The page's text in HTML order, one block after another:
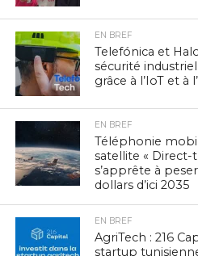
EN BREF
Telefónica et
sécurité
grâce à l’IoT et à
EN BREF
Téléphonie
satellite « Direct-
s’apprête à
dollars d’ici 2035
EN BREF
AgriTech : 216
startup